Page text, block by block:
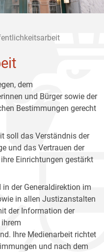
dem
und Bürger sowie der
Bestimmungen gerecht
soll das Verständnis der
und das Vertrauen der
Einrichtungen gestärkt
der Generaldirektion im
in allen Justizanstalten
der Information der
Ihre Medienarbeit richtet
und nach dem